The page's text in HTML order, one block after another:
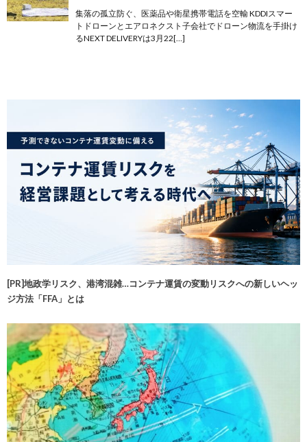
集落の孤立防ぐ、医薬品や衛星携帯電話を空輸 KDDIスマー
トドローンとエアロネクスト子会社でドローン物流を手掛け
るNEXT DELIVERYは3月22[…]
[PR]地政学リスク、港湾混雑…コンテナ運賃の変動リスクへの新しいヘッ
ジ方法「FFA」とは